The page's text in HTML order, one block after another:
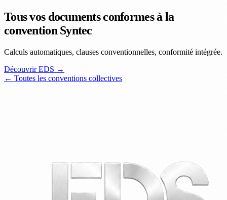
Tous vos documents conformes à la
convention Syntec
Calculs automatiques, clauses conventionnelles, conformité intégrée.
Découvrir EDS →
← Toutes les conventions collectives